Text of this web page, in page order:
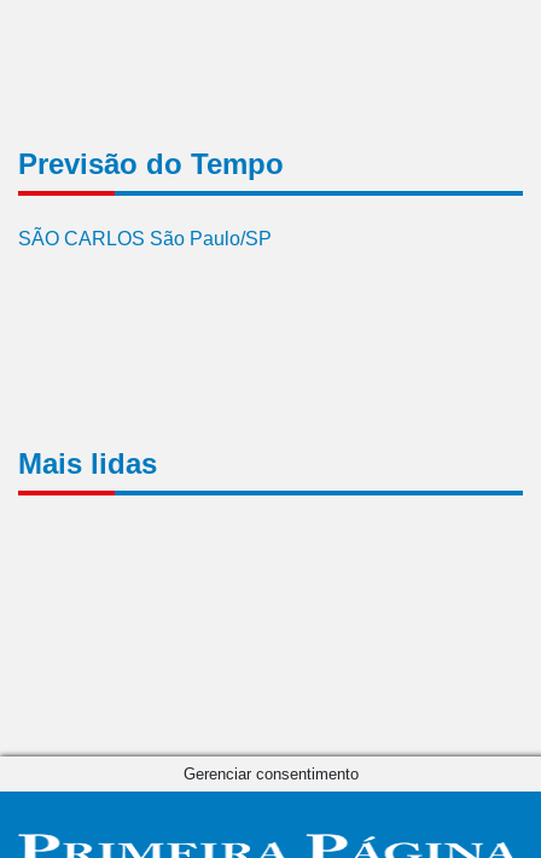
Previsão do Tempo
SÃO CARLOS São Paulo/SP
Mais lidas
Gerenciar consentimento